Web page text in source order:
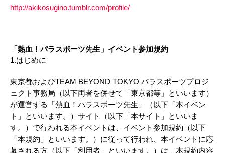
http://akikosugino.tumblr.com/profile/
「熱血！パラスポーツ先生」イベント参加規約
1.はじめに
東京都およびTEAM BEYOND TOKYO パラスポーツプロジ
ェクト事務局（以下両者を併せて「東京都等」といいます）
が運営する「熱血！パラスポーツ先生」（以下「本イベン
ト」といいます。）サイト（以下「本サイト」といいま
す。）で行われる本イベントは、イベント参加規約（以下
「本規約」といいます。）に従って行われ、本イベントに応
募される方（以下「利用者」といいます。）は、本規約内容